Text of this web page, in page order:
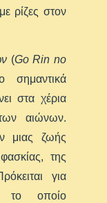
ρίζες στον
(Go Rin no
στα χέρια
αιώνων.
μιας ζωής
της
για
το οποίο